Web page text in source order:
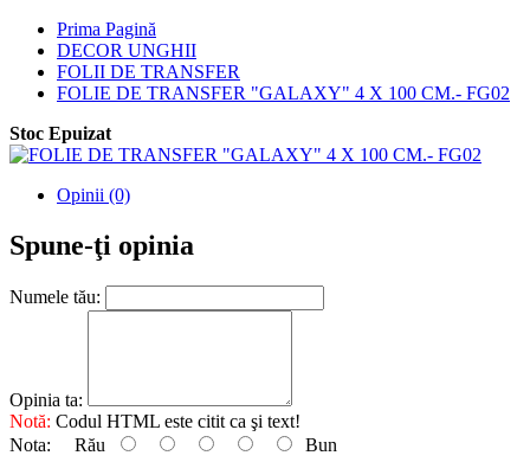
Prima Pagină
DECOR UNGHII
FOLII DE TRANSFER
FOLIE DE TRANSFER "GALAXY" 4 X 100 CM.- FG02
Stoc Epuizat
Opinii (0)
Spune-ţi opinia
Numele tău:
Opinia ta:
Notă: Codul HTML este citit ca şi text!
Nota: Rău Bun